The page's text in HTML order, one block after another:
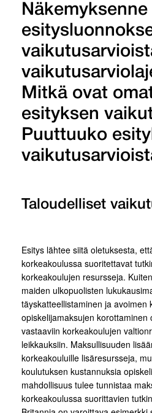
Näkemyksenne
Mitkä ovat
esityksen
Puuttuuko
Taloudelliset
Esitys lähtee siitä oletuksesta,
korkeakoulussa suoritettavat
korkeakoulujen resursseja.
maiden ulkopuolisten
täyskatteellistaminen ja avoimen
opiskelijamaksujen korottaminen
vastaaviin korkeakoulujen
leikkauksiin. Maksullisuuden
korkeakouluille lisäresursseja,
koulutuksen kustannuksia
mahdollisuus tulee tunnistaa
korkeakoulussa suorittavien